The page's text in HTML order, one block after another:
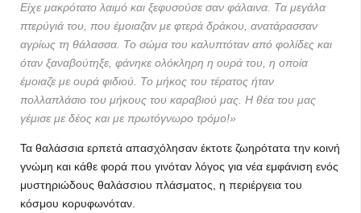
Είχε μακρότατο λαιμό και ξεφυσούσε σαν φάλαινα. Τα μεγάλα
πτερύγιά του, που έμοιαζαν με φτερά δράκου, ανατάρασσαν
αγρίως τη θάλασσα. Το σώμα του καλυπτόταν από φολίδες και
όταν ξαναβούτηξε, φάνηκε ολόκληρη η ουρά του, η οποία
έμοιαζε με ουρά φιδιού. Το μήκος του τέρατος ήταν
πολλαπλάσιο του μήκους του καραβιού μας. Η θέα του μας
γέμισε με δέος και με πρωτόγνωρο τρόμο!
Τα θαλάσσια ερπετά απασχόλησαν έκτοτε ζωηρότατα την κοινή
γνώμη και κάθε φορά που γινόταν λόγος για νέα εμφάνιση ενός
μυστηριώδους θαλάσσιου πλάσματος, η περιέργεια του
κόσμου κορυφωνόταν.